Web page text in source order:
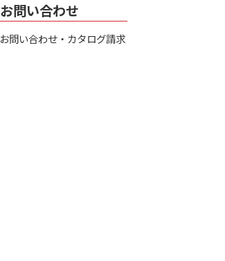
お問い合わせ
お問い合わせ・カタログ請求